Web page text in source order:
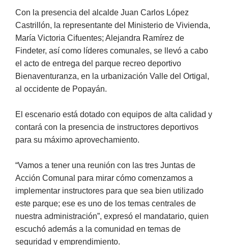
Con la presencia del alcalde Juan Carlos López
Castrillón, la representante del Ministerio de Vivienda,
María Victoria Cifuentes; Alejandra Ramírez de
Findeter, así como líderes comunales, se llevó a cabo
el acto de entrega del parque recreo deportivo
Bienaventuranza, en la urbanización Valle del Ortigal,
al occidente de Popayán.
El escenario está dotado con equipos de alta calidad y
contará con la presencia de instructores deportivos
para su máximo aprovechamiento.
“Vamos a tener una reunión con las tres Juntas de
Acción Comunal para mirar cómo comenzamos a
implementar instructores para que sea bien utilizado
este parque; ese es uno de los temas centrales de
nuestra administración”, expresó el mandatario, quien
escuchó además a la comunidad en temas de
seguridad y emprendimiento.